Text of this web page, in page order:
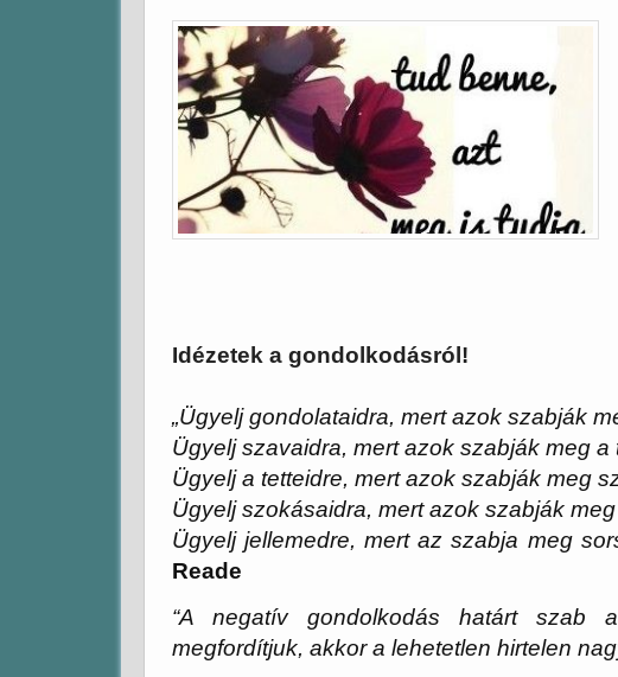
Idézetek a gondolkodásról!
„Ügyelj gondolataidra, mert azok szabják
Ügyelj szavaidra, mert azok szabják meg a
Ügyelj a tetteidre, mert azok szabják meg
Ügyelj szokásaidra, mert azok szabják
Ügyelj jellemedre, mert az szabja meg
Reade
“A negatív gondolkodás határt szab
megfordítjuk, akkor a lehetetlen hirtelen